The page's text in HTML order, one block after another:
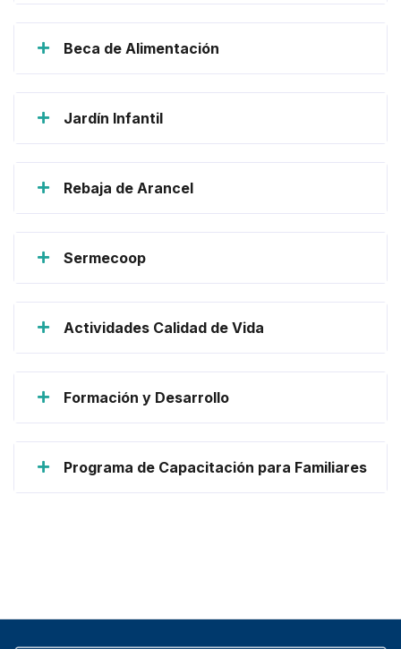
Beca de Alimentación
Jardín Infantil
Rebaja de Arancel
Sermecoop
Actividades Calidad de Vida
Formación y Desarrollo
Programa de Capacitación para Familiares